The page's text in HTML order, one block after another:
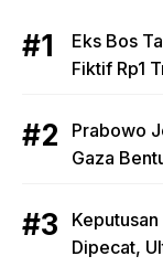
Eks Bos
Fiktif Rp1
Prabowo
Gaza
Dipecat,